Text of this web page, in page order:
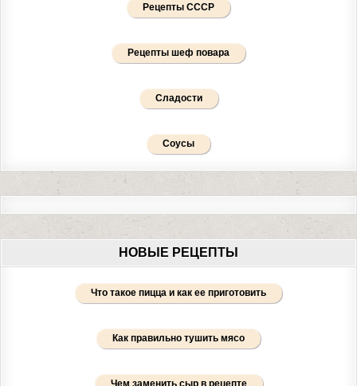
Рецепты СССР
Рецепты шеф повара
Сладости
Соусы
НОВЫЕ РЕЦЕПТЫ
Что такое пицца и как ее приготовить
Как правильно тушить мясо
Чем заменить сыр в рецепте